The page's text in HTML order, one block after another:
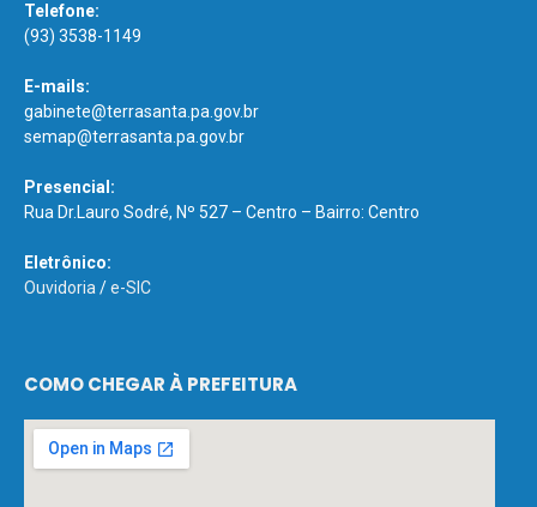
Telefone:
(93) 3538-1149
E-mails:
gabinete@terrasanta.pa.gov.br
semap@terrasanta.pa.gov.br
Presencial:
Rua Dr.Lauro Sodré, Nº 527 – Centro – Bairro: Centro
Eletrônico:
Ouvidoria /e-SIC
COMO CHEGAR À PREFEITURA